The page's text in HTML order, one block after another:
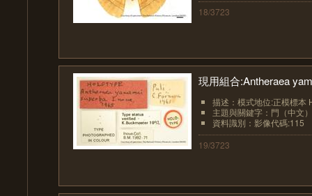
18/3723
現用組合:Antheraea
描述：模式地位:正模標本
主題與關鍵字：門（中文
資料識別：影像代碼:115
19/3723